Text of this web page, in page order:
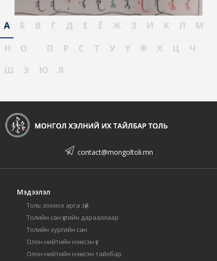
А Б В Г Д Е Ё Ж З И К Л
М
Н
О П Р С Т У Ү Ф Х Ц
Ч
Ш
Э Ю Я
contact@mongoltoli.mn
Мэдээлэл
Толь зохиох арга зүй
Толийн сан үсгийн дарааллаар
Толийн зургийн сан
Олон нийтийн нэмсэн үг
Олон нийтийн нэмсэн тайлбар